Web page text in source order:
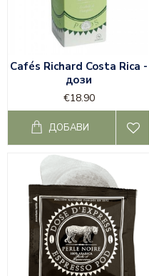
Cafés Richard Costa Rica -
дози
€18.90
ДОБАВИ